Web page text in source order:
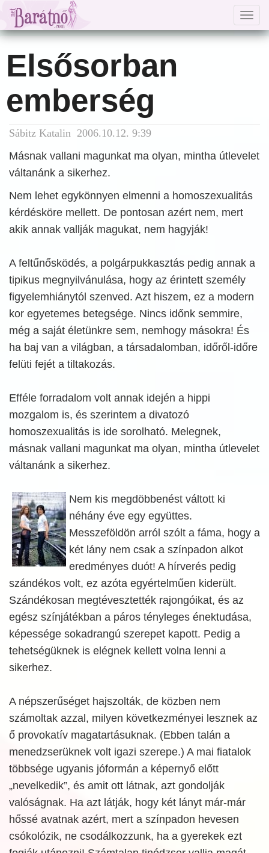
Elsősorban
emberség
Sábitz Katalin 2006.10.12. 9:39
Másnak vallani magunkat ma olyan, mintha útlevelet
váltanánk a sikerhez.
Nem lehet egykönnyen elmenni a homoszexualitás
kérdésköre mellett. De pontosan azért nem, mert
akik annak vallják magukat, nem hagyják!
A feltűnősködés, a polgárpukkasztás pedig annak a
tipikus megnyilvánulása, hogy az érintett személy
figyelemhiánytól szenved. Azt hiszem, ez a modern
kor egyetemes betegsége. Nincs időnk semmire,
még a saját életünkre sem, nemhogy másokra! És
ha baj van a világban, a társadalomban, időről-időre
felüti fejét a tiltakozás.
Efféle forradalom volt annak idején a hippi
mozgalom is, és szerintem a divatozó
homoszexualitás is ide sorolható. Melegnek,
másnak vallani magunkat ma olyan, mintha útlevelet
váltanánk a sikerhez.
Nem kis megdöbbenést váltott ki
néhány éve egy együttes.
Messzeföldön arról szólt a fáma, hogy a
két lány nem csak a színpadon alkot
eredményes duót! A hírverés pedig
szándékos volt, ez azóta egyértelműen kiderült.
Szándékosan megtévesztették rajongóikat, és az
egész színjátékban a páros tényleges énektudása,
képessége sokadrangú szerepet kapott. Pedig a
tehetségüknek is elégnek kellett volna lenni a
sikerhez.
A népszerűséget hajszolták, de közben nem
számoltak azzal, milyen következményei lesznek az
ő provokatív magatartásuknak. (Ebben talán a
menedzserüknek volt igazi szerepe.) A mai fiatalok
többsége ugyanis jóformán a képernyő előtt
„nevelkedik”, és amit ott látnak, azt gondolják
valóságnak. Ha azt látják, hogy két lányt már-már
hőssé avatnak azért, mert a színpadon hevesen
csókolózik, ne csodálkozzunk, ha a gyerekek ezt